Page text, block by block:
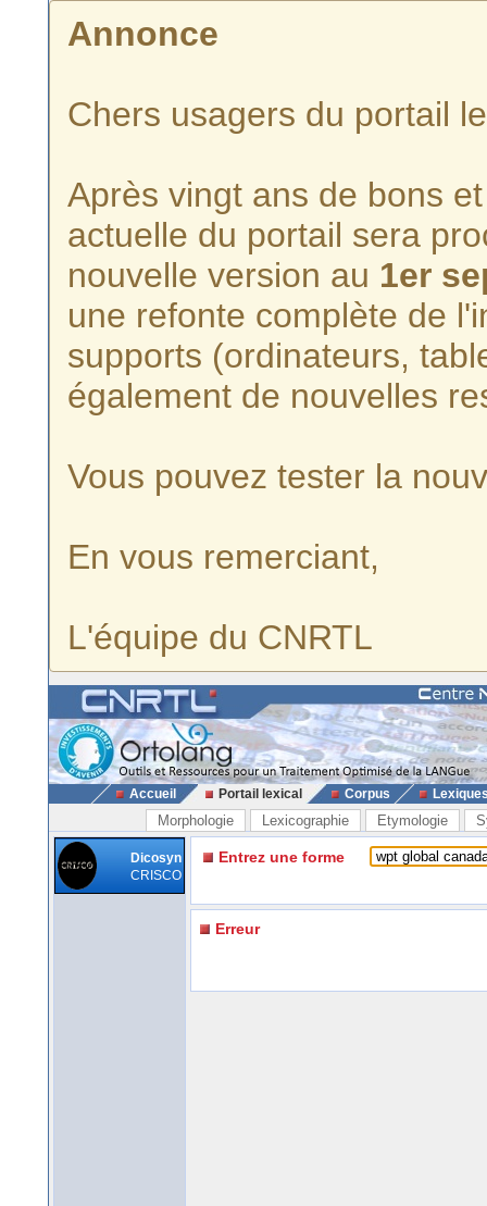
Annonce
Chers usagers du portail
Après vingt ans de bons
actuelle du portail sera
nouvelle version au 1er
une refonte complète de
supports (ordinateurs,
également de nouvelles
Vous pouvez tester la
En vous remerciant,
L'équipe du CNRTL
Accueil Portail lexical Corpus
Morphologie Lexicographie Etymologie
Dicosyn
CRISCO
Entrez une forme
Erreur